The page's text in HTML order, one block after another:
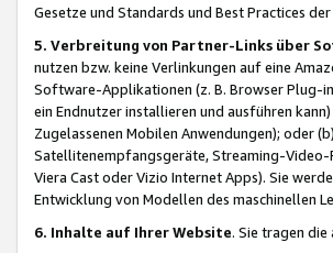
Gesetze und Standards und Best Practices
5. Verbreitung von Partner-Links über
nutzen bzw. keine Verlinkungen auf eine
Software-Applikationen (z. B. Browser Plug-
ein Endnutzer installieren und ausführen
Zugelassenen Mobilen Anwendungen); oder
Satellitenempfangsgeräte, Streaming-Video-
Viera Cast oder Vizio Internet Apps). Sie
Entwicklung von Modellen des maschinellen
6. Inhalte auf Ihrer Website. Sie tragen